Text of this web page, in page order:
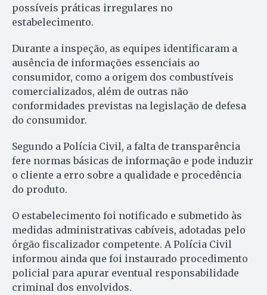
possíveis práticas irregulares no
estabelecimento.
Durante a inspeção, as equipes identificaram a
ausência de informações essenciais ao
consumidor, como a origem dos combustíveis
comercializados, além de outras não
conformidades previstas na legislação de defesa
do consumidor.
Segundo a Polícia Civil, a falta de transparência
fere normas básicas de informação e pode induzir
o cliente a erro sobre a qualidade e procedência
do produto.
O estabelecimento foi notificado e submetido às
medidas administrativas cabíveis, adotadas pelo
órgão fiscalizador competente. A Polícia Civil
informou ainda que foi instaurado procedimento
policial para apurar eventual responsabilidade
criminal dos envolvidos.